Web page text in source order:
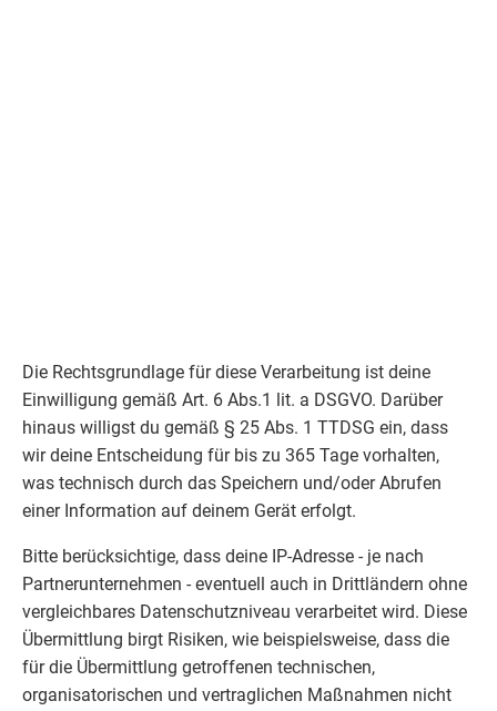
Die Rechtsgrundlage für diese Verarbeitung ist deine
Einwilligung gemäß Art. 6 Abs.1 lit. a DSGVO. Darüber
hinaus willigst du gemäß § 25 Abs. 1 TTDSG ein, dass
wir deine Entscheidung für bis zu 365 Tage vorhalten,
was technisch durch das Speichern und/oder Abrufen
einer Information auf deinem Gerät erfolgt.
Bitte berücksichtige, dass deine IP-Adresse - je nach
Partnerunternehmen - eventuell auch in Drittländern ohne
vergleichbares Datenschutzniveau verarbeitet wird. Diese
Übermittlung birgt Risiken, wie beispielsweise, dass die
für die Übermittlung getroffenen technischen,
organisatorischen und vertraglichen Maßnahmen nicht